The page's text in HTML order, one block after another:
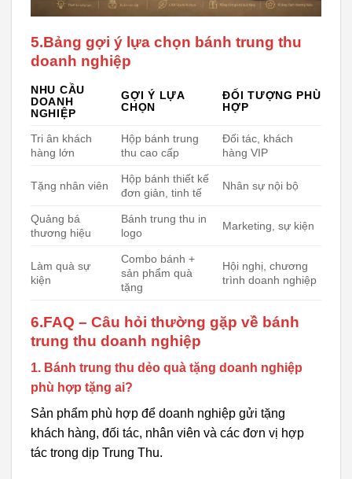
5.Bảng gợi ý lựa chọn bánh trung thu
doanh nghiệp
NHU CẦU
DOANH
NGHIỆP
GỢI Ý LỰA
CHỌN
ĐỐI TƯỢNG PHÙ
HỢP
Tri ân khách
hàng lớn
Hộp bánh trung
thu cao cấp
Đối tác, khách
hàng VIP
Tặng nhân viên
Hộp bánh thiết kế
đơn giản, tinh tế
Nhân sự nội bộ
Quảng bá
thương hiệu
Bánh trung thu in
logo
Marketing, sự kiện
Làm quà sự
kiện
Combo bánh +
sản phẩm quà
tặng
Hội nghị, chương
trình doanh nghiệp
6.FAQ – Câu hỏi thường gặp về bánh
trung thu doanh nghiệp
1. Bánh trung thu dẻo quà tặng doanh nghiệp
phù hợp tặng ai?
Sản phẩm phù hợp để doanh nghiệp gửi tặng
khách hàng, đối tác, nhân viên và các đơn vị hợp
tác trong dịp Trung Thu.